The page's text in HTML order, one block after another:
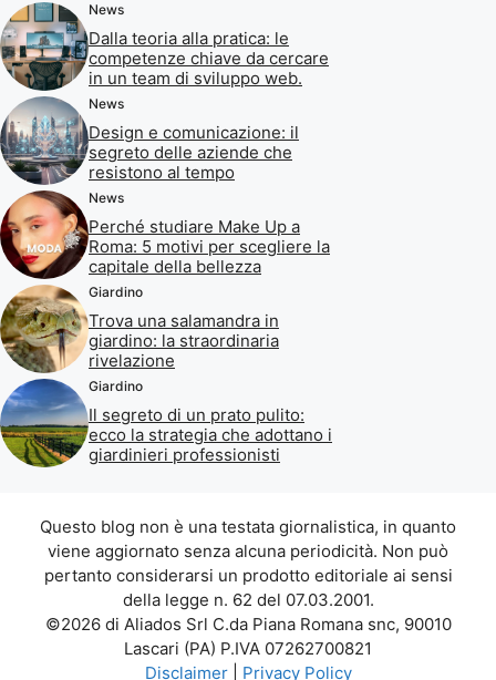
News
Dalla teoria alla pratica: le
competenze chiave da cercare
in un team di sviluppo web.
News
Design e comunicazione: il
segreto delle aziende che
resistono al tempo
News
Perché studiare Make Up a
Roma: 5 motivi per scegliere la
capitale della bellezza
Giardino
Trova una salamandra in
giardino: la straordinaria
rivelazione
Giardino
Il segreto di un prato pulito:
ecco la strategia che adottano i
giardinieri professionisti
Questo blog non è una testata giornalistica, in quanto
viene aggiornato senza alcuna periodicità. Non può
pertanto considerarsi un prodotto editoriale ai sensi
della legge n. 62 del 07.03.2001.
©2026 di Aliados Srl C.da Piana Romana snc, 90010
Lascari (PA) P.IVA 07262700821
Disclaimer| Privacy Policy